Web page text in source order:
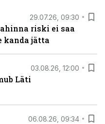
29.07.26, 09:30
riski ei saa
kanda jätta
03.08.26, 12:00
Läti
06.08.26, 09:34